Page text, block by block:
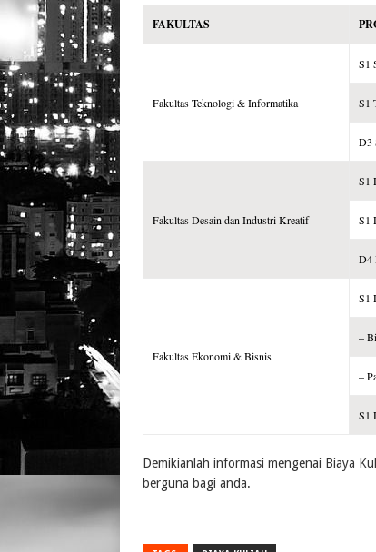
FAKULTAS
Fakultas Teknologi & Informatika
S1
S1
D3
Fakultas Desain dan Industri Kreatif
S1
S1
D4
Fakultas Ekonomi & Bisnis
S1
–
–
S1
Demikianlah informasi mengenai Biaya
berguna bagi anda.